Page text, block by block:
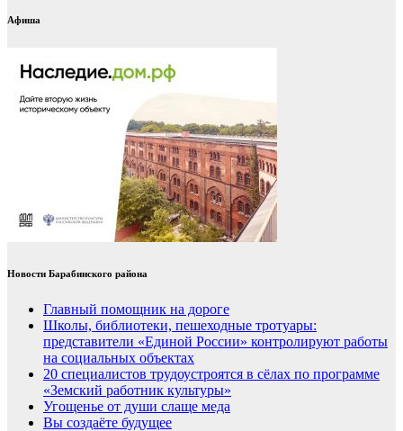
Афиша
Новости Барабинского района
Главный помощник на дороге
Школы, библиотеки, пешеходные тротуары:
представители «Единой России» контролируют работы
на социальных объектах
20 специалистов трудоустроятся в сёлах по программе
«Земский работник культуры»
Угощенье от души слаще меда
Вы создаёте будущее